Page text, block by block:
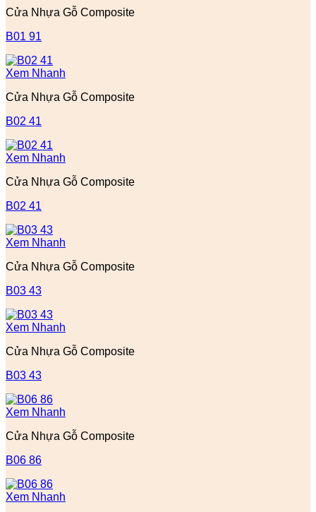
Cửa Nhựa Gỗ Composite
B01 91
Xem Nhanh
Cửa Nhựa Gỗ Composite
B02 41
Xem Nhanh
Cửa Nhựa Gỗ Composite
B02 41
Xem Nhanh
Cửa Nhựa Gỗ Composite
B03 43
Xem Nhanh
Cửa Nhựa Gỗ Composite
B03 43
Xem Nhanh
Cửa Nhựa Gỗ Composite
B06 86
Xem Nhanh